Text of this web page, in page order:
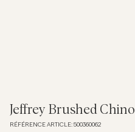
Chemises
Jeffrey Brushed Chino
RÉFÉRENCE ARTICLE: 500360062